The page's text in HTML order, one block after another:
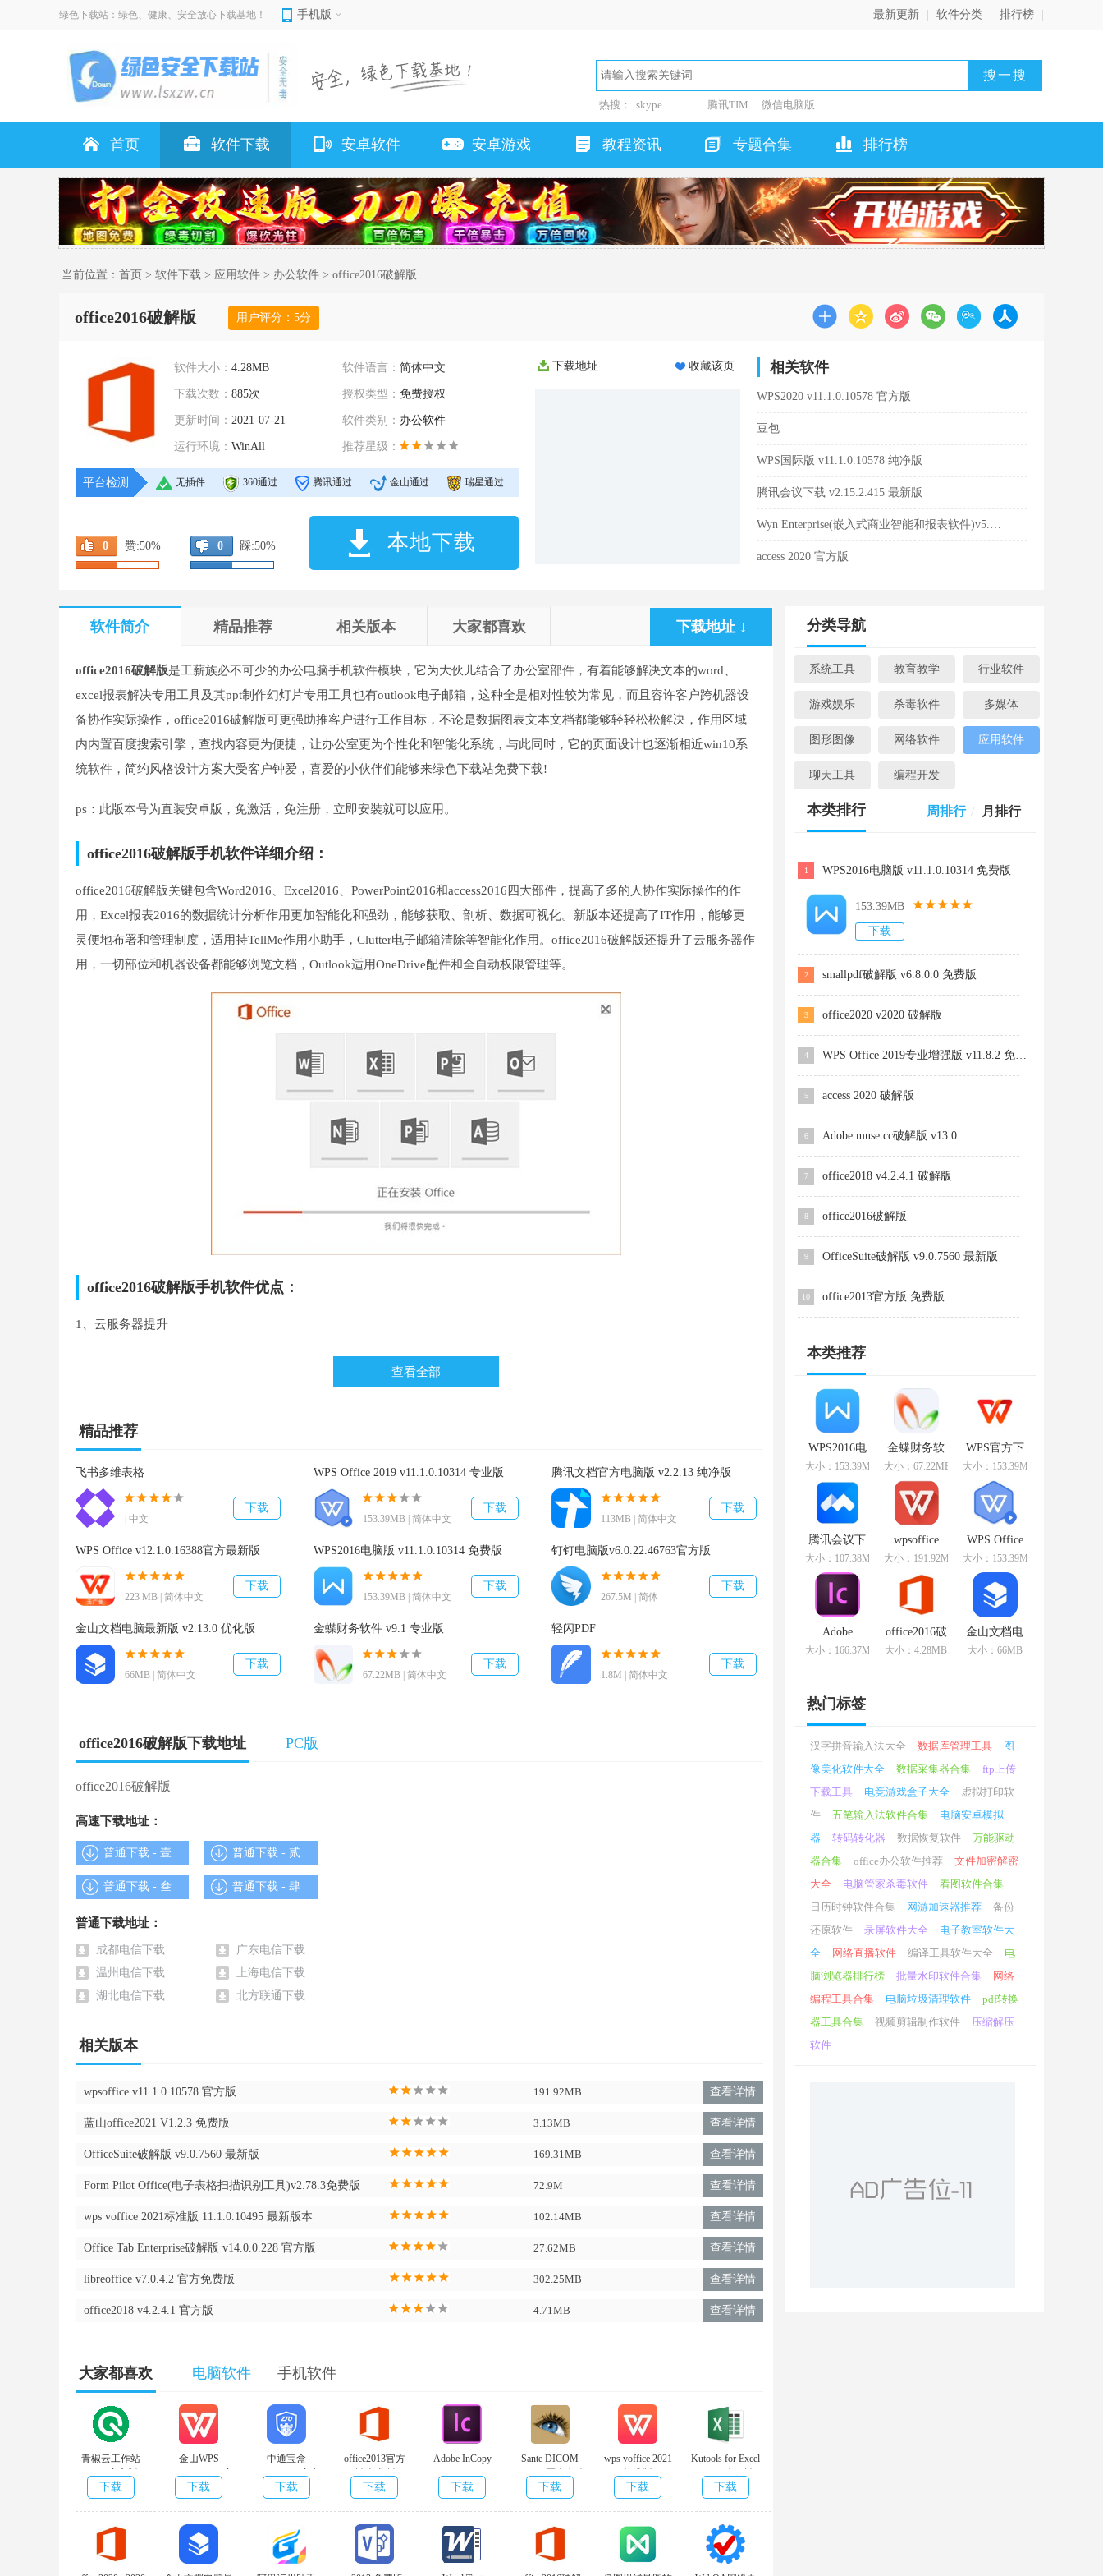
绿色下载站：绿色、健康、安全放心下载基地！ 手机版 最新更新 软件分类 排行榜
热搜： skype 腾讯TIM 微信电脑版
首页 软件下载 安卓软件 安卓游戏 教程资讯 专题合集 排行榜
当前位置： 首页 > 软件下载 > 应用软件 > 办公软件 > office2016破解版
office2016破解版 用户评分： 5分
软件大小： 4.28MB 软件语言： 简体中文
下载次数： 885次 授权类型： 免费授权
更新时间： 2021-07-21 软件类别： 办公软件
运行环境： WinAll 推荐星级：
平台检测 无插件 360通过 腾讯通过 金山通过 瑞星通过
0 赞:50% 0 踩:50% 本地下载
下载地址 收藏该页 相关软件
WPS2020 v11.1.0.10578 官方版
豆包
WPS国际版 v11.1.0.10578 纯净版
腾讯会议下载 v2.15.2.415 最新版
Wyn Enterprise(嵌入式商业智能和报表软件)v5.0.00283.0官方版
access 2020 官方版
软件简介 精品推荐 相关版本 大家都喜欢 下载地址 ↓
office2016破解版是工薪族必不可少的办公电脑手机软件模块，它为大伙儿结合了办公室部件，有着能够解决文本的word、
excel报表解决专用工具及其ppt制作幻灯片专用工具也有outlook电子邮箱，这种全是相对性较为常见，而且容许客户跨机器设
备协作实际操作，office2016破解版可更强助推客户进行工作目标，不论是数据图表文本文档都能够轻轻松松解决，作用区域
内内置百度搜索引擎，查找内容更为便捷，让办公室更为个性化和智能化系统，与此同时，它的页面设计也逐渐相近win10系
统软件，简约风格设计方案大受客户钟爱，喜爱的小伙伴们能够来绿色下载站免费下载!
ps：此版本号为直装安卓版，免激活，免注册，立即安裝就可以应用。
office2016破解版手机软件详细介绍：
office2016破解版关键包含Word2016、Excel2016、PowerPoint2016和access2016四大部件，提高了多的人协作实际操作的作
用，Excel报表2016的数据统计分析作用更加智能化和强劲，能够获取、剖析、数据可视化。新版本还提高了IT作用，能够更
灵便地布署和管理制度，适用持TellMe作用小助手，Clutter电子邮箱清除等智能化作用。office2016破解版还提升了云服务器作
用，一切部位和机器设备都能够浏览文档，Outlook适用OneDrive配件和全自动权限管理等。
office2016破解版手机软件优点：
1、云服务器提升
一切部位、一切机器设备浏览你的文档，outlook适用OneDrive配件和全自动权限管理。
即时多的人合作。
3、智能化运用
运用将适用TellMe作用小助手，Clutter电子邮箱清除作用、Insights寻找有关信息等智能化作用。
Excel内嵌新的剖析作用，能够获取、剖析、数据可视化。
5、新的IT作用
安全管理(内容丢失维护、信息内容著作权管理方法、Outlook多要素认证)，更灵便布署和管理制度。
office2016破解版安裝留意：
3.本网站给予的office2016破解版适用WIN7/8/10系统软件，默认设置安裝在C盘，不兼容改动安装路径，不喜勿装!
office2016破解版注册码：
9B3BN-4XMXD-C7C6B-7XJ22-RVWDP
8DJJQ-8NR7B-7QY7D-VCGPF-TVJ92
N8VWK-GP87X-HX6VF-99WD8-K2FQP
XNW69-86KD3-YJHB6-YYYT3-B9892
WHKNR-W6RXW-XBYTQ-6G76H-BDW92
V2V9V-DNKXM-TWFJ7-BMC4V-WK892
1、office2016破解版中的Word提升了“InsightsforOffice”、“ReadMode”等新作用
查看全部
精品推荐
飞书多维表格
| 中文
下载
WPS Office 2019 v11.1.0.10314 专业版
153.39MB | 简体中文
下载
腾讯文档官方电脑版 v2.2.13 纯净版
113MB | 简体中文
下载
WPS Office v12.1.0.16388官方最新版
223 MB | 简体中文
下载
WPS2016电脑版 v11.1.0.10314 免费版
153.39MB | 简体中文
下载
钉钉电脑版v6.0.22.46763官方版
267.5M | 简体
下载
金山文档电脑最新版 v2.13.0 优化版
66MB | 简体中文
下载
金蝶财务软件 v9.1 专业版
67.22MB | 简体中文
下载
轻闪PDF
1.8M | 简体中文
下载
office2016破解版下载地址 PC版
office2016破解版
高速下载地址：
普通下载 - 壹 普通下载 - 贰
普通下载 - 叁 普通下载 - 肆
普通下载地址：
成都电信下载
广东电信下载
温州电信下载
上海电信下载
湖北电信下载
北方联通下载
相关版本
wpsoffice v11.1.0.10578 官方版 191.92MB 查看详情
蓝山office2021 V1.2.3 免费版 3.13MB 查看详情
OfficeSuite破解版 v9.0.7560 最新版 169.31MB 查看详情
Form Pilot Office(电子表格扫描识别工具)v2.78.3免费版 72.9M 查看详情
wps voffice 2021标准版 11.1.0.10495 最新版本 102.14MB 查看详情
Office Tab Enterprise破解版 v14.0.0.228 官方版 27.62MB 查看详情
libreoffice v7.0.4.2 官方免费版 302.25MB 查看详情
office2018 v4.2.4.1 官方版 4.71MB 查看详情
大家都喜欢 电脑软件 手机软件
青椒云工作站
v3.4.5官方版
下载
金山WPS
v11.1.0.10578 官
方免费版
下载
中通宝盒
v7.16.0.410官方
版
下载
office2013官方
版 免费版
下载
Adobe InCopy
CS6 v8.1.0.420
破解版
下载
Sante DICOM
Viewer(医疗办公
软件)v11.8.8官
下载
wps voffice 2021
标准版
11.1.0.10495 最
下载
Kutools for Excel
v23.0 破解版
下载
分类导航
系统工具 教育教学 行业软件
游戏娱乐 杀毒软件 多媒体
图形图像 网络软件 应用软件
聊天工具 编程开发
本类排行 周排行 月排行
1 WPS2016电脑版 v11.1.0.10314 免费版
153.39MB
下载
2 smallpdf破解版 v6.8.0.0 免费版
3 office2020 v2020 破解版
4 WPS Office 2019专业增强版 v11.8.2 免费版
5 access 2020 破解版
6 Adobe muse cc破解版 v13.0
7 office2018 v4.2.4.1 破解版
8 office2016破解版
9 OfficeSuite破解版 v9.0.7560 最新版
10 office2013官方版 免费版
本类推荐
WPS2016电
脑版
v11.1.0.10314
免费版
大小：153.39MB
金蝶财务软
件 v9.1 专业
大小：67.22MB
WPS官方下
载
v11.1.0.10578
官方版
大小：153.39MB
腾讯会议下
载
v2.15.2.415
最新版
大小：107.38MB
wpsoffice
v11.1.0.10578
官方版
大小：191.92MB
WPS Office
2019
v11.1.0.10314
专业版
大小：153.39MB
Adobe
InCopy CS6
v8.1.0.420
大小：166.37MB
office2016破
解版
大小：4.28MB
金山文档电
脑最新版
v2.13.0 优化
大小：66MB
热门标签
汉字拼音输入法大全 数据库管理工具
图
像美化软件大全
数据采集器合集
ftp上传
下载工具
电竞游戏盒子大全
虚拟打印软
件
五笔输入法软件合集
电脑安卓模拟
器
转码转化器 数据恢复软件
万能驱动
器合集
office办公软件推荐
文件加密解密
大全
电脑管家杀毒软件
看图软件合集
日历时钟软件合集
网游加速器推荐
备份
还原软件
录屏软件大全
电子教室软件大
全
网络直播软件 编译工具软件大全
电
脑浏览器排行榜
批量水印软件合集
网络
编程工具合集
电脑垃圾清理软件
pdf转换
器工具合集
视频剪辑制作软件
压缩解压
软件